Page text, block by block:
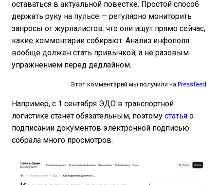
оставаться в актуальной повестке. Простой способ
держать руку на пульсе — регулярно мониторить
запросы от журналистов: что они ищут прямо сейчас,
какие комментарии собирают. Анализ инфополя
вообще должен стать привычкой, а не разовым
упражнением перед дедлайном.
Этот комментарий мы получили на Pressfeed
Например, с 1 сентября ЭДО в транспортной
логистике станет обязательным, поэтому статья о
подписании документов электронной подписью
собрала много просмотров.